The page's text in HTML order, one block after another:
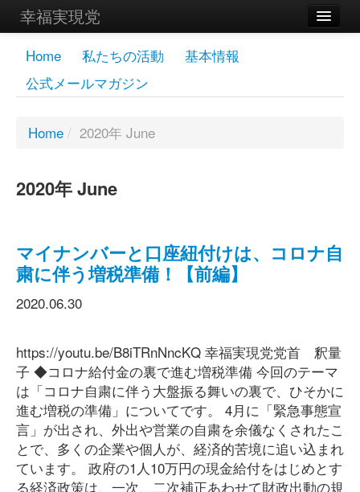
幸福実現党
メンバーズページ
党員
幸福の科学グループ
Home 私たちの活動
基本情報
公式メールマガジン
Home / 2020年 June
2020年 June
マイナンバーと口座紐付けは、コロナ自
粛に伴う増税準備！【前編】
2020.06.30
https://youtu.be/B8iTRnNncKQ 幸福実現党党首 釈量
子 ◆コロナ給付金の裏で進む増税準備 今回のテーマ
は「コロナ自粛に伴う大盤振る舞いの裏で、ひそかに
進む増税の準備」についてです。 4月に「緊急事態宣
言」が出され、外出や営業の自粛を余儀なくされたこ
とで、多くの企業や個人が、経済的苦境に追い込まれ
ています。 政府の1人10万円の現金給付をはじめとす
る経済政策は、一次、二次補正あわせて財政出動の規